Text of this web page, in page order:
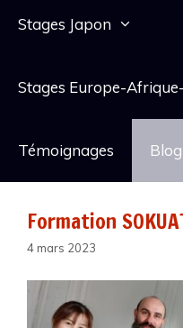
Stages Japon
Stages Europe-
Témoignages Blog
Formation
4 mars 2023